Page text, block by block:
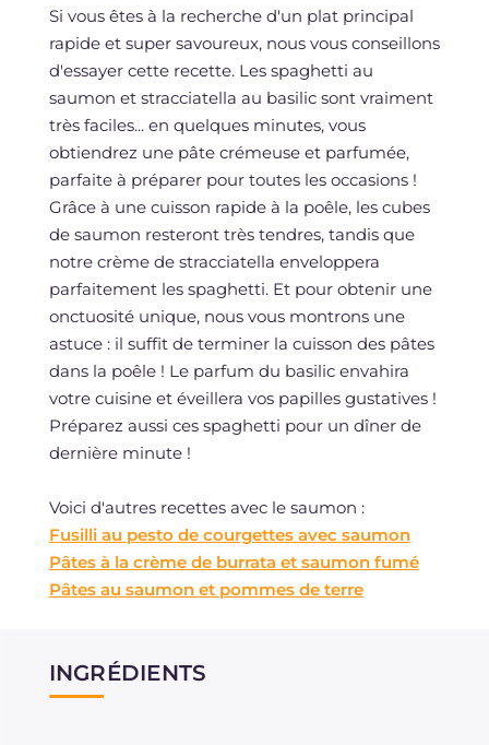
Si vous êtes à la recherche d'un plat principal
rapide et super savoureux, nous vous conseillons
d'essayer cette recette. Les spaghetti au
saumon et stracciatella au basilic sont vraiment
très faciles... en quelques minutes, vous
obtiendrez une pâte crémeuse et parfumée,
parfaite à préparer pour toutes les occasions !
Grâce à une cuisson rapide à la poêle, les cubes
de saumon resteront très tendres, tandis que
notre crème de stracciatella enveloppera
parfaitement les spaghetti. Et pour obtenir une
onctuosité unique, nous vous montrons une
astuce : il suffit de terminer la cuisson des pâtes
dans la poêle ! Le parfum du basilic envahira
votre cuisine et éveillera vos papilles gustatives !
Préparez aussi ces spaghetti pour un dîner de
dernière minute !
Voici d'autres recettes avec le saumon :
Fusilli au pesto de courgettes avec saumon
Pâtes à la crème de burrata et saumon fumé
Pâtes au saumon et pommes de terre
INGRÉDIENTS